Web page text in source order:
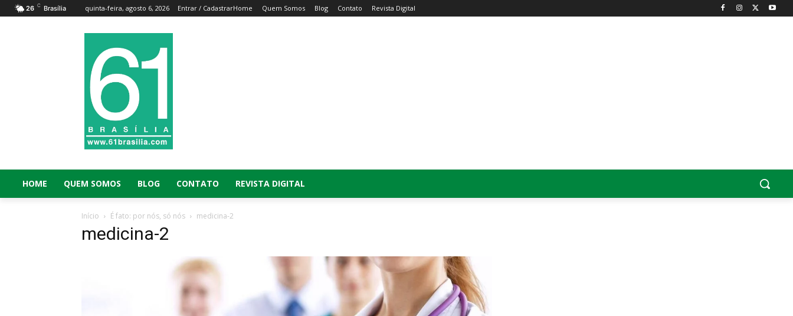
26 C Brasília quinta-feira, agosto 6, 2026 Entrar / CadastrarHome Quem Somos Blog Contato Revista Digital
HOME QUEM SOMOS BLOG CONTATO REVISTA DIGITAL
Início É fato: por nós, só nós medicina-2
medicina-2